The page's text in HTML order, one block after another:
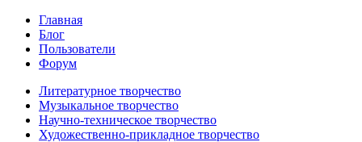
Главная
Блог
Пользователи
Форум
Литературное творчество
Музыкальное творчество
Научно-техническое творчество
Художественно-прикладное творчество